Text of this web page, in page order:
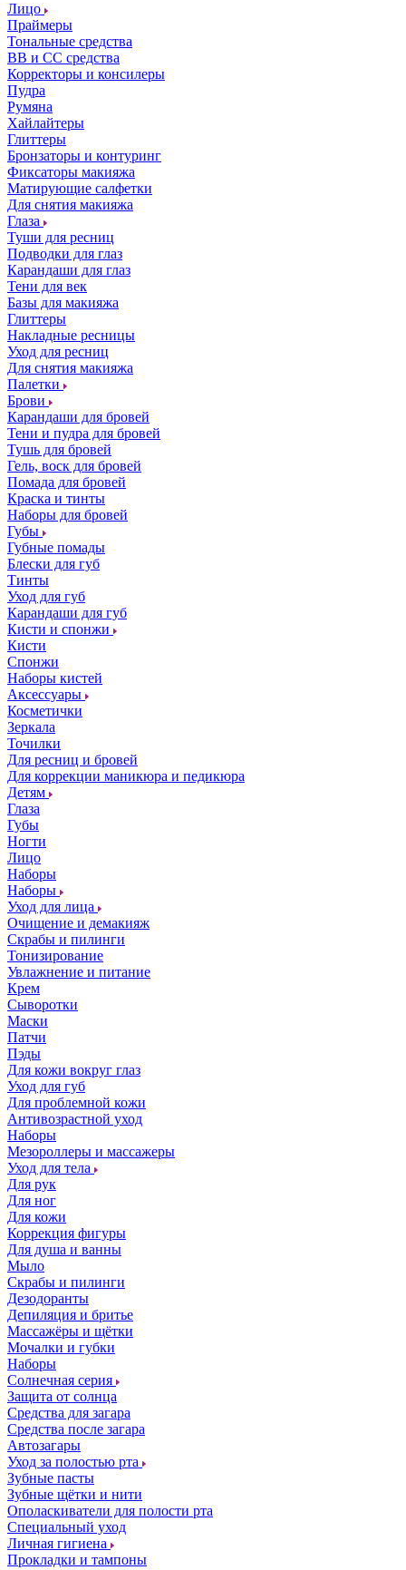
Лицо
Праймеры
Тональные средства
ВВ и СС средства
Корректоры и консилеры
Пудра
Румяна
Хайлайтеры
Глиттеры
Бронзаторы и контуринг
Фиксаторы макияжа
Матирующие салфетки
Для снятия макияжа
Глаза
Туши для ресниц
Подводки для глаз
Карандаши для глаз
Тени для век
Базы для макияжа
Глиттеры
Накладные ресницы
Уход для ресниц
Для снятия макияжа
Палетки
Брови
Карандаши для бровей
Тени и пудра для бровей
Тушь для бровей
Гель, воск для бровей
Помада для бровей
Краска и тинты
Наборы для бровей
Губы
Губные помады
Блески для губ
Тинты
Уход для губ
Карандаши для губ
Кисти и спонжи
Кисти
Спонжи
Наборы кистей
Аксессуары
Косметички
Зеркала
Точилки
Для ресниц и бровей
Для коррекции маникюра и педикюра
Детям
Глаза
Губы
Ногти
Лицо
Наборы
Наборы
Уход для лица
Очищение и демакияж
Скрабы и пилинги
Тонизирование
Увлажнение и питание
Крем
Сыворотки
Маски
Патчи
Пэды
Для кожи вокруг глаз
Уход для губ
Для проблемной кожи
Антивозрастной уход
Наборы
Мезороллеры и массажеры
Уход для тела
Для рук
Для ног
Для кожи
Коррекция фигуры
Для душа и ванны
Мыло
Скрабы и пилинги
Дезодоранты
Депиляция и бритье
Массажёры и щётки
Мочалки и губки
Наборы
Солнечная серия
Защита от солнца
Средства для загара
Средства после загара
Автозагары
Уход за полостью рта
Зубные пасты
Зубные щётки и нити
Ополаскиватели для полости рта
Специальный уход
Личная гигиена
Прокладки и тампоны